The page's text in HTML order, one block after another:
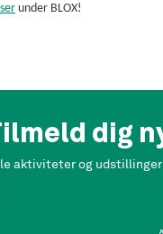
under BLOX!
dig
aktiviteter og udstillinger